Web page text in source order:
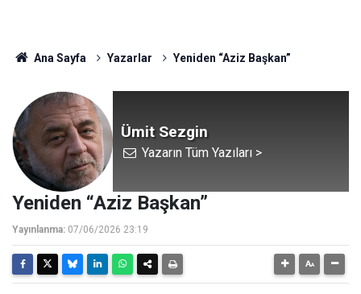
Ana Sayfa Yazarlar Yeniden “Aziz Başkan”
Ümit Sezgin
Yazarın Tüm Yazıları >
Yeniden “Aziz Başkan”
Yayınlanma: 07/06/2026 23:19